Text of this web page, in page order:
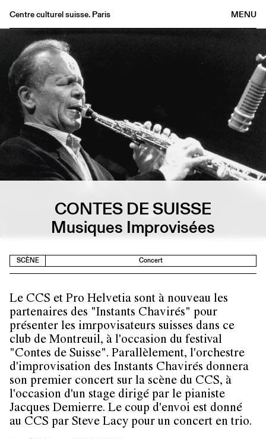
MENU
Centre culturel suisse. Paris
Agenda
Librairie
Buvette
Archives
Médiathèque
Éditions
Informations
CONTES DE SUISSE
Musiques Improvisées
SCÈNE Concert
Le CCS et Pro Helvetia sont à nouveau les
partenaires des "Instants Chavirés" pour
présenter les imrpovisateurs suisses dans ce
club de Montreuil, à l'occasion du festival
"Contes de Suisse". Parallèlement, l'orchestre
d'improvisation des Instants Chavirés donnera
son premier concert sur la scène du CCS, à
l'occasion d'un stage dirigé par le pianiste
Jacques Demierre. Le coup d'envoi est donné
au CCS par Steve Lacy pour un concert en trio.